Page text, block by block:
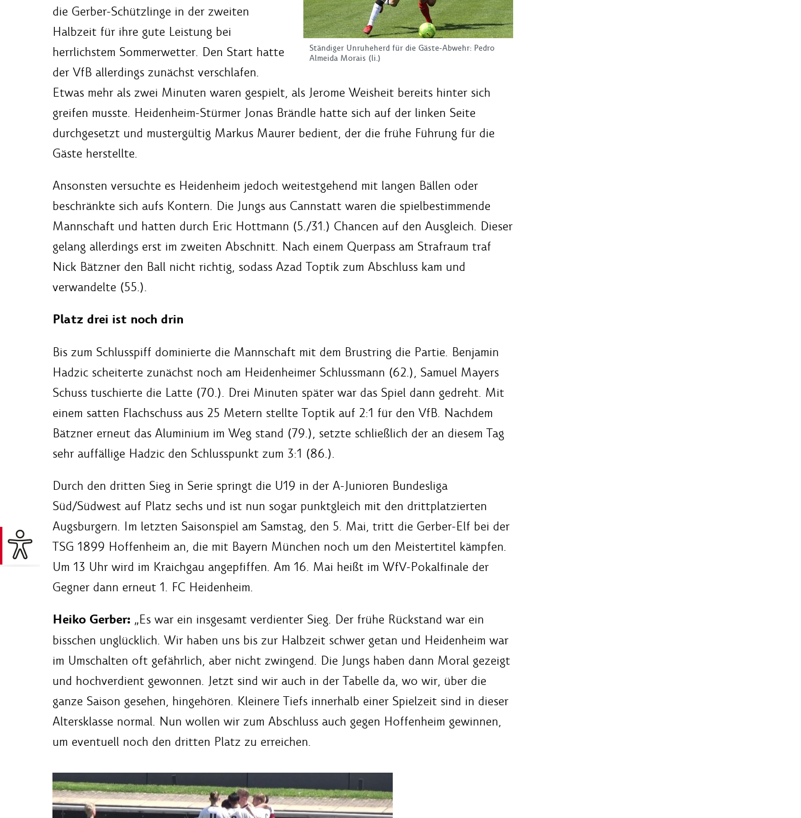
Ständiger Unruheherd für die Gäste-Abwehr: Pedro
Almeida Morais (li.)
die Gerber-Schützlinge in der zweiten
Halbzeit für ihre gute Leistung bei
herrlichstem Sommerwetter. Den Start hatte
der VfB allerdings zunächst verschlafen.
Etwas mehr als zwei Minuten waren gespielt, als Jerome Weisheit bereits hinter sich
greifen musste. Heidenheim-Stürmer Jonas Brändle hatte sich auf der linken Seite
durchgesetzt und mustergültig Markus Maurer bedient, der die frühe Führung für die
Gäste herstellte.
Ansonsten versuchte es Heidenheim jedoch weitestgehend mit langen Bällen oder
beschränkte sich aufs Kontern. Die Jungs aus Cannstatt waren die spielbestimmende
Mannschaft und hatten durch Eric Hottmann (5./31.) Chancen auf den Ausgleich. Dieser
gelang allerdings erst im zweiten Abschnitt. Nach einem Querpass am Strafraum traf
Nick Bätzner den Ball nicht richtig, sodass Azad Toptik zum Abschluss kam und
verwandelte (55.).
Platz drei ist noch drin
Bis zum Schlusspiff dominierte die Mannschaft mit dem Brustring die Partie. Benjamin
Hadzic scheiterte zunächst noch am Heidenheimer Schlussmann (62.), Samuel Mayers
Schuss tuschierte die Latte (70.). Drei Minuten später war das Spiel dann gedreht. Mit
einem satten Flachschuss aus 25 Metern stellte Toptik auf 2:1 für den VfB. Nachdem
Bätzner erneut das Aluminium im Weg stand (79.), setzte schließlich der an diesem Tag
sehr auffällige Hadzic den Schlusspunkt zum 3:1 (86.).
Durch den dritten Sieg in Serie springt die U19 in der A-Junioren Bundesliga
Süd/Südwest auf Platz sechs und ist nun sogar punktgleich mit den drittplatzierten
Augsburgern. Im letzten Saisonspiel am Samstag, den 5. Mai, tritt die Gerber-Elf bei der
TSG 1899 Hoffenheim an, die mit Bayern München noch um den Meistertitel kämpfen.
Um 13 Uhr wird im Kraichgau angepfiffen. Am 16. Mai heißt im WfV-Pokalfinale der
Gegner dann erneut 1. FC Heidenheim.
Heiko Gerber: „Es war ein insgesamt verdienter Sieg. Der frühe Rückstand war ein
bisschen unglücklich. Wir haben uns bis zur Halbzeit schwer getan und Heidenheim war
im Umschalten oft gefährlich, aber nicht zwingend. Die Jungs haben dann Moral gezeigt
und hochverdient gewonnen. Jetzt sind wir auch in der Tabelle da, wo wir, über die
ganze Saison gesehen, hingehören. Kleinere Tiefs innerhalb einer Spielzeit sind in dieser
Altersklasse normal. Nun wollen wir zum Abschluss auch gegen Hoffenheim gewinnen,
um eventuell noch den dritten Platz zu erreichen.